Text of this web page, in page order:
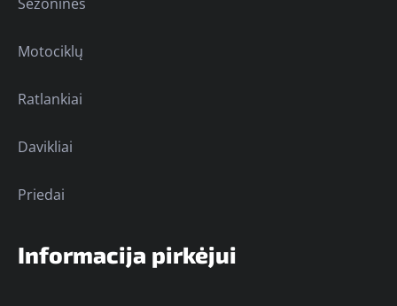
Motociklų
Ratlankiai
Davikliai
Priedai
Informacija pirkėjui